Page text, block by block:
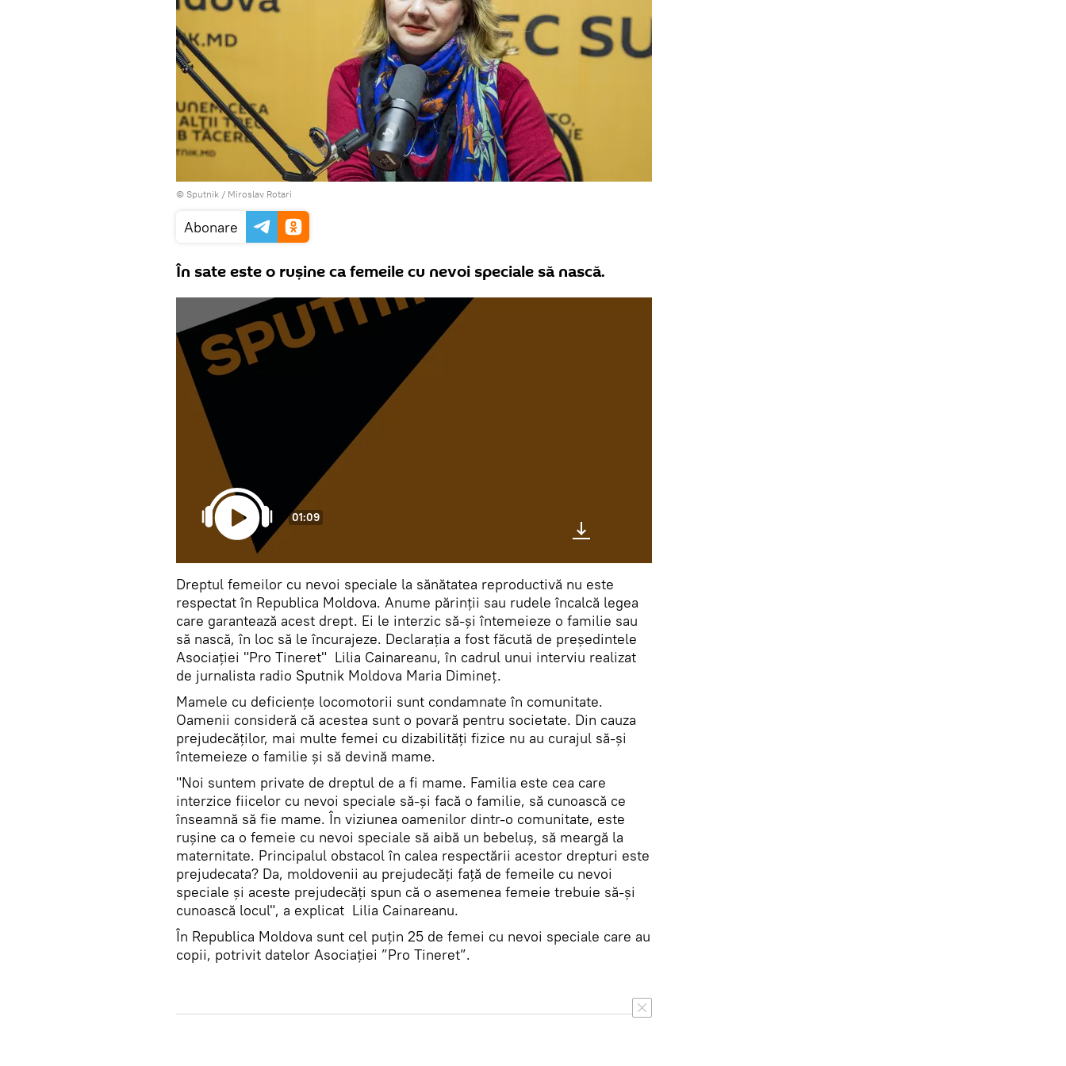
© Sputnik / Miroslav Rotari
Abonare
În sate este o rușine ca femeile cu nevoi speciale să nască.
01:09
Dreptul femeilor cu nevoi speciale la sănătatea reproductivă nu este
respectat în Republica Moldova. Anume părinții sau rudele încalcă legea
care garantează acest drept. Ei le interzic să-și întemeieze o familie sau
să nască, în loc să le încurajeze. Declarația a fost făcută de președintele
Asociației "Pro Tineret" Lilia Cainareanu, în cadrul unui interviu realizat
de jurnalista radio Sputnik Moldova Maria Dimineț.
Mamele cu deficiențe locomotorii sunt condamnate în comunitate.
Oamenii consideră că acestea sunt o povară pentru societate. Din cauza
prejudecăților, mai multe femei cu dizabilități fizice nu au curajul să-și
întemeieze o familie și să devină mame.
"Noi suntem private de dreptul de a fi mame. Familia este cea care
interzice fiicelor cu nevoi speciale să-și facă o familie, să cunoască ce
înseamnă să fie mame. În viziunea oamenilor dintr-o comunitate, este
rușine ca o femeie cu nevoi speciale să aibă un bebeluș, să meargă la
maternitate. Principalul obstacol în calea respectării acestor drepturi este
prejudecata? Da, moldovenii au prejudecăți față de femeile cu nevoi
speciale și aceste prejudecăți spun că o asemenea femeie trebuie să-și
cunoască locul", a explicat Lilia Cainareanu.
În Republica Moldova sunt cel puțin 25 de femei cu nevoi speciale care au
copii, potrivit datelor Asociației ”Pro Tineret”.